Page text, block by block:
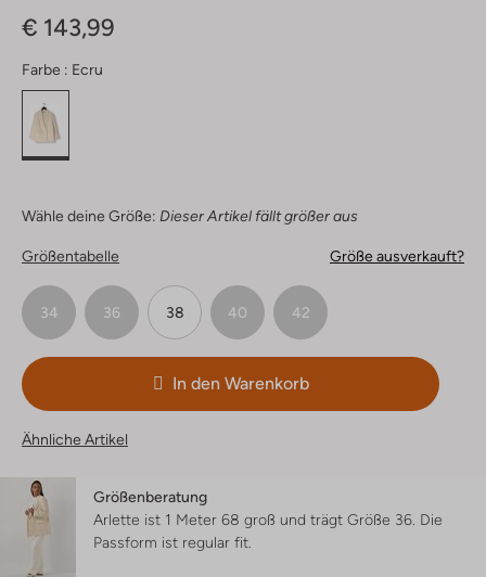
€ 143,99
Farbe : Ecru
Wähle deine Größe: Dieser Artikel fällt größer aus
Größentabelle Größe ausverkauft?
34 36 38 40 42
In den Warenkorb
Ähnliche Artikel
Größenberatung
Arlette ist 1 Meter 68 groß und trägt Größe 36. Die
Passform ist regular fit